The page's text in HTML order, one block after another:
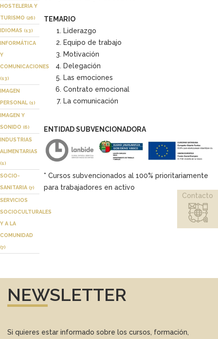
HOSTELERIA Y
TURISMO (26)
IDIOMAS (13)
INFORMÁTICA
Y
COMUNICACIONES
(13)
IMAGEN
PERSONAL (1)
IMAGEN Y
SONIDO (6)
INDUSTRIAS
ALIMENTARIAS
(1)
SOCIO-
SANITARIA (7)
SERVICIOS
SOCIOCULTURALES
Y A LA
COMUNIDAD
(7)
TEMARIO
Liderazgo
Equipo de trabajo
Motivación
Delegación
Las emociones
Contrato emocional
La comunicación
ENTIDAD SUBVENCIONADORA
* Cursos subvencionados al 100% prioritariamente
para trabajadores en activo
NEWSLETTER
Si quieres estar informado sobre los cursos, formación,
Contacto